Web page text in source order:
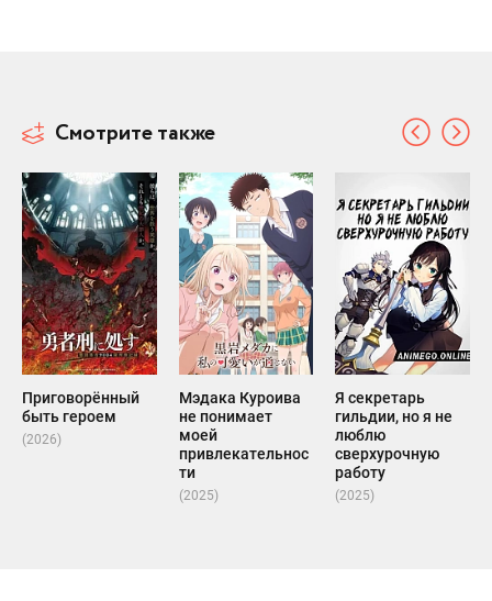
Смотрите также
Приговорённый
быть героем
(2026)
Мэдака Куроива
не понимает
моей
привлекательнос
ти
(2025)
Я секретарь
гильдии, но я не
люблю
сверхурочную
работу
(2025)